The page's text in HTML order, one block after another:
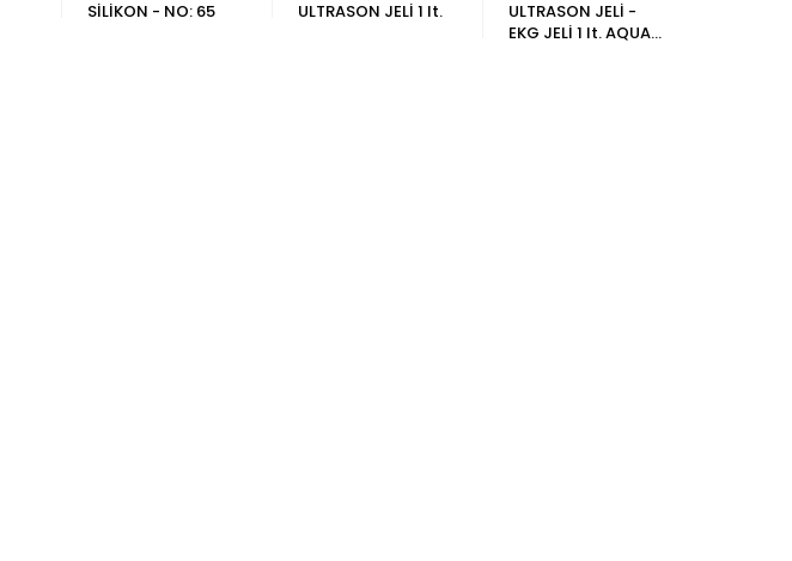
SİLİKON - NO: 65
ULTRASON JELİ 1 lt.
ULTRASON JELİ -
EKG JELİ 1 lt. AQUA